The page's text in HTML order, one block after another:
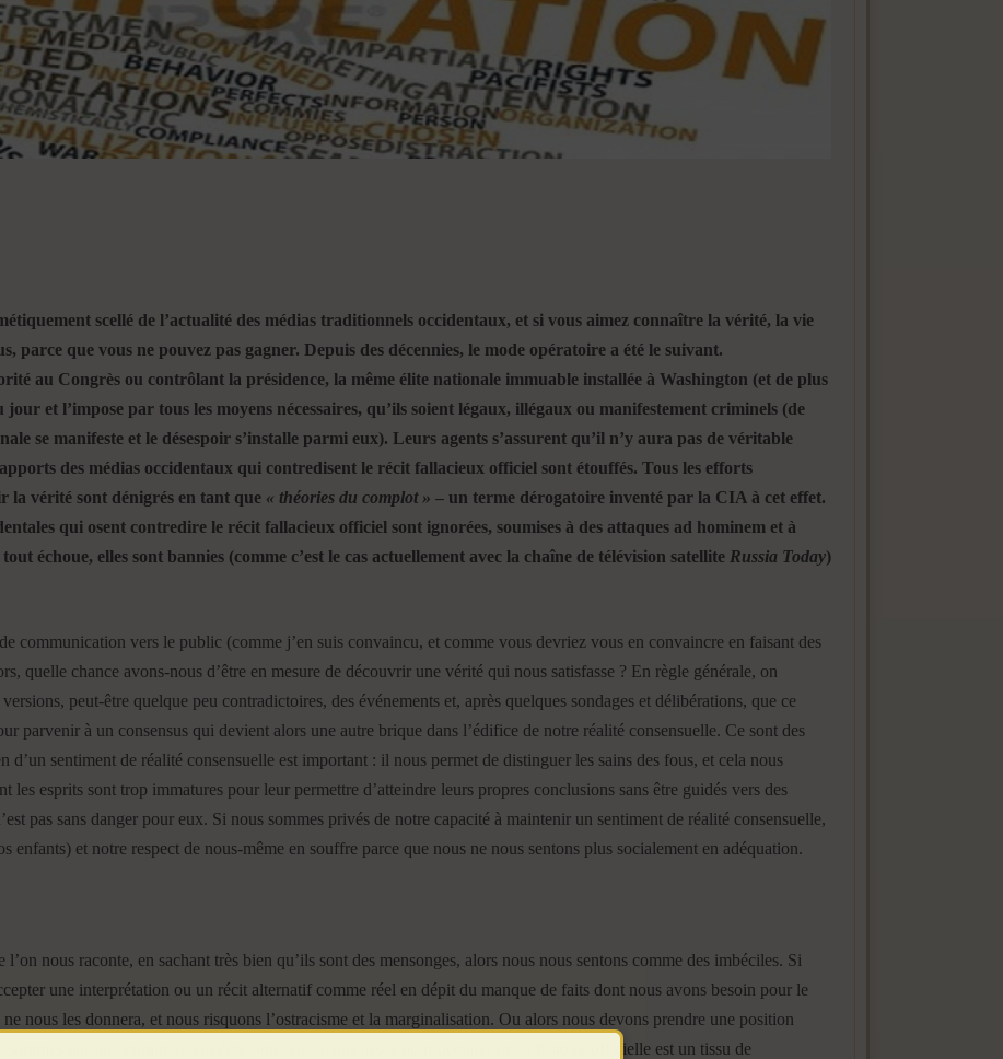
scellé de l’actualité des médias traditionnels occidentaux, et si vous aimez connaître la vérité, la vie
parce que vous ne pouvez pas gagner. Depuis des décennies, le mode opératoire a été le suivant.
au Congrès ou contrôlant la présidence, la même élite nationale immuable installée à Washington (et de plus
et l’impose par tous les moyens nécessaires, qu’ils soient légaux, illégaux ou manifestement criminels (de
se manifeste et le désespoir s’installe parmi eux). Leurs agents s’assurent qu’il n’y aura pas de véritable
des médias occidentaux qui contredisent le récit fallacieux officiel sont étouffés. Tous les efforts
la vérité sont dénigrés en tant que « théories du complot » – un terme dérogatoire inventé par la CIA à cet effet.
qui osent contredire le récit fallacieux officiel sont ignorées, soumises à des attaques ad hominem et à
échoue, elles sont bannies (comme c’est le cas actuellement avec la chaîne de télévision satellite Russia Today)
communication vers le public (comme j’en suis convaincu, et comme vous devriez vous en convaincre en faisant des
quelle chance avons-nous d’être en mesure de découvrir une vérité qui nous satisfasse ? En règle générale, on
peut-être quelque peu contradictoires, des événements et, après quelques sondages et délibérations, que ce
parvenir à un consensus qui devient alors une autre brique dans l’édifice de notre réalité consensuelle. Ce sont des
d’un sentiment de réalité consensuelle est important : il nous permet de distinguer les sains des fous, et cela nous
les esprits sont trop immatures pour leur permettre d’atteindre leurs propres conclusions sans être guidés vers des
pas sans danger pour eux. Si nous sommes privés de notre capacité à maintenir un sentiment de réalité consensuelle,
enfants) et notre respect de nous-même en souffre parce que nous ne nous sentons plus socialement en adéquation.
nous raconte, en sachant très bien qu’ils sont des mensonges, alors nous nous sentons comme des imbéciles. Si
une interprétation ou un récit alternatif comme réel en dépit du manque de faits dont nous avons besoin pour le
nous les donnera, et nous risquons l’ostracisme et la marginalisation. Ou alors nous devons prendre une position
pas au courant de la vérité nous en savons assez pour déclarer que l’histoire officielle est un tissu de